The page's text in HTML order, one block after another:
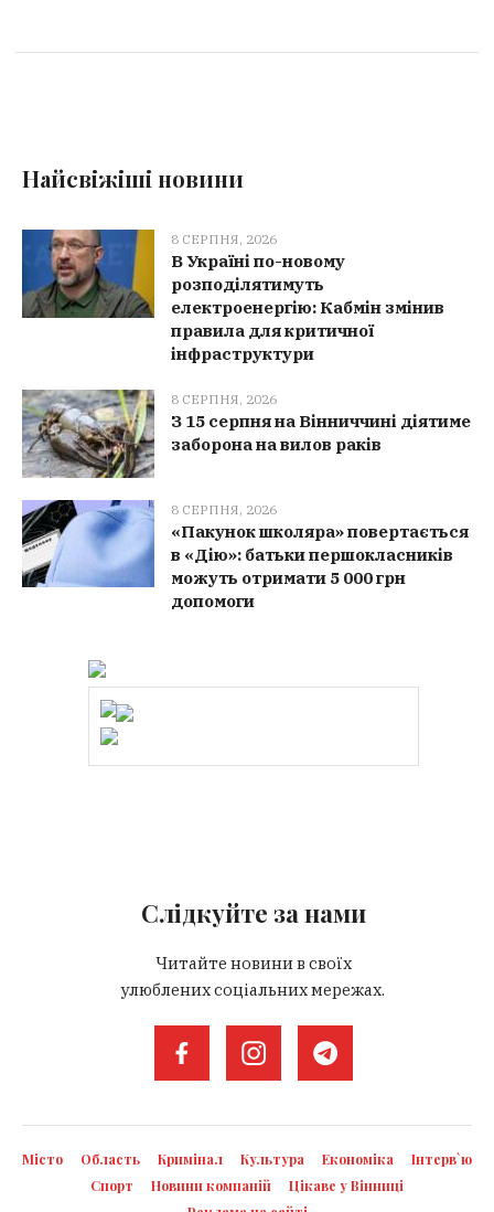
Найсвіжіші новини
8 СЕРПНЯ, 2026
В Україні по-новому
розподілятимуть
електроенергію: Кабмін змінив
правила для критичної
інфраструктури
8 СЕРПНЯ, 2026
З 15 серпня на Вінниччині діятиме
заборона на вилов раків
8 СЕРПНЯ, 2026
«Пакунок школяра» повертається
в «Дію»: батьки першокласників
можуть отримати 5 000 грн
допомоги
Слідкуйте за нами
Читайте новини в своїх
улюблених соціальних мережах.
Місто Область Кримінал Культура Економіка
Інтерв`ю
Спорт
Новини компаній
Цікаве у Вінниці